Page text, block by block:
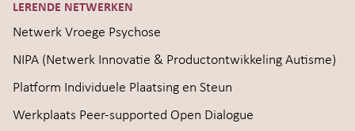
LERENDE NETWERKEN
Netwerk Vroege Psychose
NIPA (Netwerk Innovatie & Productontwikkeling Autisme)
Platform Individuele Plaatsing en Steun
Werkplaats Peer-supported Open Dialogue